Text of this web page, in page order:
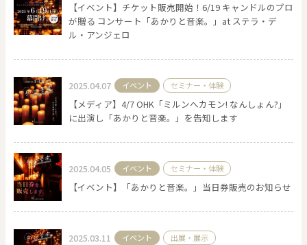
お買い物ガイド 企業情報 お知らせ お問い合わせ
【イベント】チケット販売開始！6/19 キャンドルのプロ
が贈る コンサート「あかりと音楽。」at ステラ・デ
ル・アンジェロ
2025.04.07 イベント セミナー・体験
【メディア】4/7 OHK「ミルンへカモン! なんしょん?」
に出演し「あかりと音楽。」を告知します
2025.04.05 イベント セミナー・体験
【イベント】「あかりと音楽。」当日券販売のお知らせ
2025.03.11 イベント 出展・展示